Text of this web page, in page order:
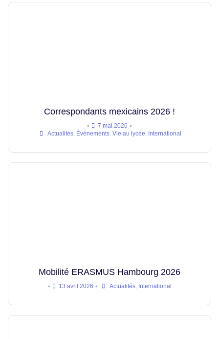
Correspondants mexicains 2026 !
• 7 mai 2026 •
Actualités, Événements, Vie au lycée, International
Mobilité ERASMUS Hambourg 2026
• 13 avril 2026 • Actualités, International